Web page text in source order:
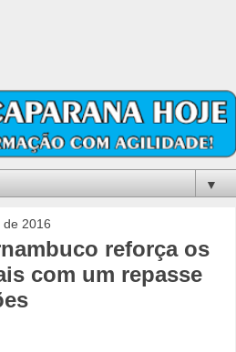
▼
2016
reforça os
com um repasse